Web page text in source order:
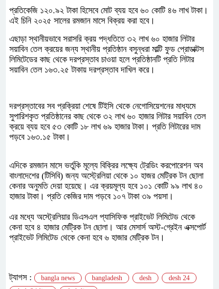
প্রতিকেজি ১২০.৯২ টাকা হিসেবে মোট ব্যয় হবে ৬০ কোটি ৪৬ লাখ টাকা।
এই চিনি ২০২৫ সালের রমজান মাসে বিক্রয় করা হবে।
এছাড়া স্থানীয়ভাবে সরাসরি ক্রয় পদ্ধতিতে ৩২ লাখ ৬০ হাজার লিটার
সয়াবিন তেল ক্রয়ের জন্য স্থানীয় প্রতিষ্ঠান বসুন্ধরা মাল্টি ফুড প্রোডাক্টস
লিমিটেডের কাছ থেকে দরপ্রস্তাব চাওয়া হলে প্রতিষ্ঠানটি প্রতি লিটার
সয়াবিন তেল ১৬৩.২৫ টাকায় দরপ্রস্তাব দাখিল করে।
দরপ্রস্তাবের সব প্রক্রিয়া শেষে টিইসি থেকে নেগোসিয়েশনের মাধ্যমে
সুপারিশকৃত প্রতিষ্ঠানের কাছ থেকে ৩২ লাখ ৬০ হাজার লিটার সয়াবিন তেল
ক্রয়ে ব্যয় হবে ৫৩ কোটি ১৮ লাখ ৬৯ হাজার টাকা। প্রতি লিটারের দাম
পড়বে ১৬৩.১৫ টাকা।
এদিকে রমজান মাসে ভর্তুকি মূল্যে বিক্রির লক্ষ্যে ট্রেডিং করপোরেশন অব
বাংলাদেশের (টিসিবি) জন্য অস্ট্রেলিয়া থেকে ১০ হাজর মেট্রিক টন ছোলা
কেনার অনুমতি দেয়া হয়েছে। এর ক্রয়মূল্য হবে ১০১ কোটি ৯৯ লাখ ৪০
হাজার টাকা। প্রতি কেজির দাম পড়বে ১০৭ টাকা ৩৯ পয়সা।
এর মধ্যে অস্ট্রেলিয়ার ডিএসএল প্যাসিফিক প্রাইভেট লিমিটেড থেকে
কেনা হবে ৪ হাজার মেট্রিক টন ছোলা। আর মেসার্স অস্ট-গ্রেইন এক্সপোর্ট
প্রাইভেট লিমিটেড থেকে কেনা হবে ৬ হাজার মেট্রিক টন।
ট্যাগস : bangla news bangladesh desh
desh 24